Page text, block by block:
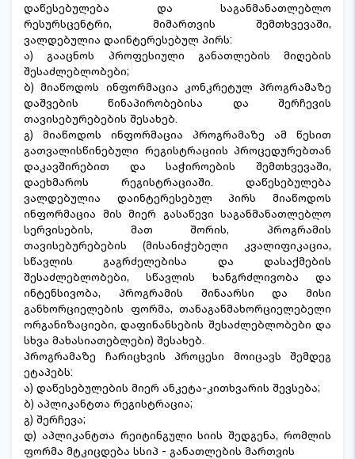
დაწესებულება და საგანმანათლებლო
რესურსცენტრი, მიმართვის შემთხვევაში,
ვალდებულია დაინტერესებულ პირს:
ა) გააცნოს პროფესიული განათლების მიღების
შესაძლებლობები;
ბ) მიაწოდოს ინფორმაცია კონკრეტულ პროგრამაზე
დაშვების წინაპირობებისა და შერჩევის
თავისებურებების შესახებ.
გ) მიაწოდოს ინფორმაცია პროგრამაზე ამ წესით
გათვალისწინებული რეგისტრაციის პროცედურებთან
დაკავშირებით და საჭიროების შემთხვევაში,
დაეხმაროს რეგისტრაციაში. დაწესებულება
ვალდებულია დაინტერესებულ პირს მიაწოდოს
ინფორმაცია მის მიერ გასაწევი საგანმანათლებლო
სერვისების, მათ შორის, პროგრამის
თავისებურებების (მისანიჭებელი კვალიფიკაცია,
სწავლის გაგრძელებისა და დასაქმების
შესაძლებლობები, სწავლის ხანგრძლივობა და
ინტენსივობა, პროგრამის შინაარსი და მისი
განხორციელების ფორმა, თანაგანმახორციელებელი
ორგანიზაციები, დაფინანსების შესაძლებლობები და
სხვა მახასიათებლები) შესახებ.
პროგრამაზე ჩარიცხვის პროცესი მოიცავს შემდეგ
ეტაპებს:
ა) დაწესებულების მიერ ანკეტა-კითხვარის შევსება;
ბ) აპლიკანტთა რეგისტრაცია;
გ) შერჩევა;
დ) აპლიკანტთა რეიტინგული სიის შედგენა, რომლის
ფორმა მტკიცდება სსიპ - განათლების მართვის